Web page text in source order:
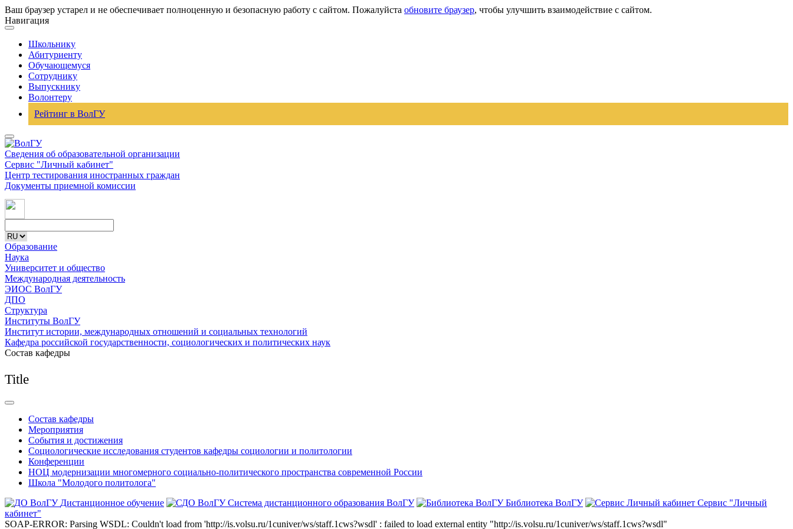
Ваш браузер устарел и не обеспечивает полноценную и безопасную работу с сайтом. Пожалуйста обновите браузер, чтобы улучшить взаимодействие с сайтом.
Навигация
Школьнику
Абитуриенту
Обучающемуся
Сотруднику
Выпускнику
Волонтеру
Рейтинг в ВолГУ
Сведения об образовательной организации
Сервис "Личный кабинет"
Центр тестирования иностранных граждан
Документы приемной комиссии
Образование
Наука
Университет и общество
Международная деятельность
ЭИОС ВолГУ
ДПО
Структура
Институты ВолГУ
Институт истории, международных отношений и социальных технологий
Кафедра российской государственности, социологических и политических наук
Состав кафедры
Title
Состав кафедры
Мероприятия
События и достижения
Социологические исследования студентов кафедры социологии и политологии
Конференции
НОЦ модернизации многомерного социально-политического пространства современной России
Школа "Молодого политолога"
Дистанционное обучение
Система дистанционного образования ВолГУ Библиотека ВолГУ
Сервис "Личный
кабинет"
SOAP-ERROR: Parsing WSDL: Couldn't load from 'http://is.volsu.ru/1cuniver/ws/staff.1cws?wsdl' : failed to load external entity "http://is.volsu.ru/1cuniver/ws/staff.1cws?wsdl"